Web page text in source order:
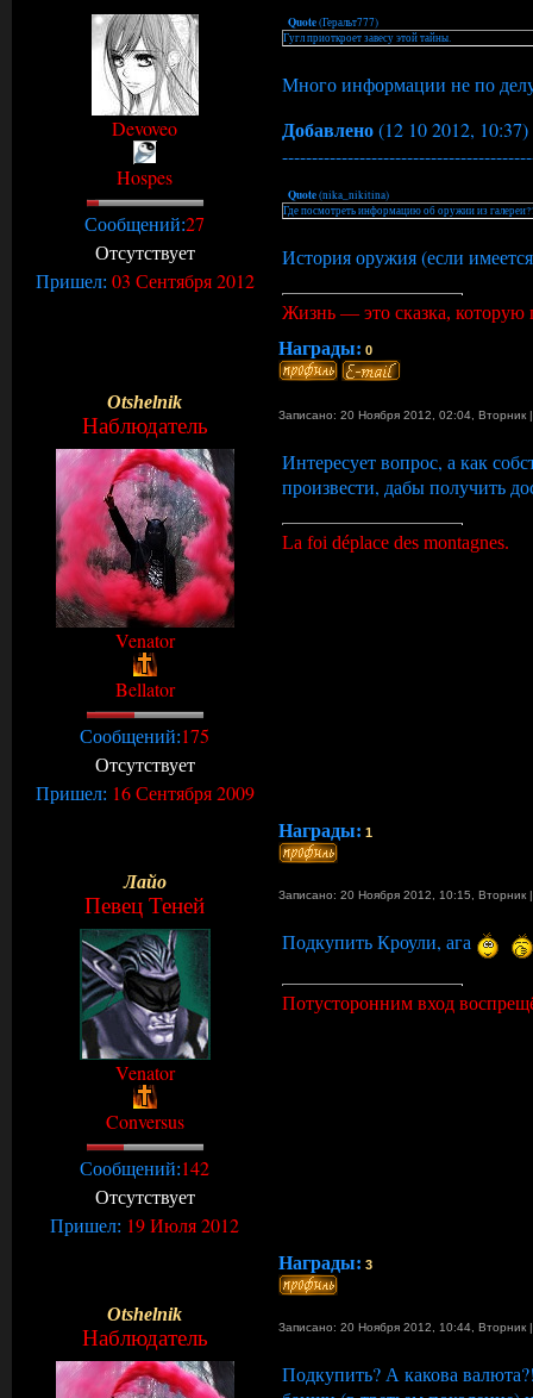
Devoveo
Hospes
Сообщений:27
Отсутствует
Пришел: 03 Сентября 2012
Quote(Геральт777)
Гугл приоткроет завесу этой тайны.
Много информации не по
Добавлено(12 10 2012, 10:37)
Quote(nika_nikitina)
Где посмотреть информацию об оружии из
История оружия (если
Жизнь — это сказка, которую
Награды: 0
Otshelnik
Наблюдатель Записано: 20 Ноября 2012, 02:04, Вторник
Venator
Bellator
Сообщений:175
Отсутствует
Пришел: 16 Сентября 2009
Интересует вопрос, а как
произвести, дабы получить
La foi déplace des montagnes.
Награды: 1
Лайо
Певец Теней Записано: 20 Ноября 2012, 10:15, Вторник
Venator
Conversus
Сообщений:142
Отсутствует
Пришел: 19 Июля 2012
Подкупить Кроули, ага
Потусторонним вход
Награды: 3
Otshelnik
Наблюдатель Записано: 20 Ноября 2012, 10:44, Вторник
Подкупить? А какова